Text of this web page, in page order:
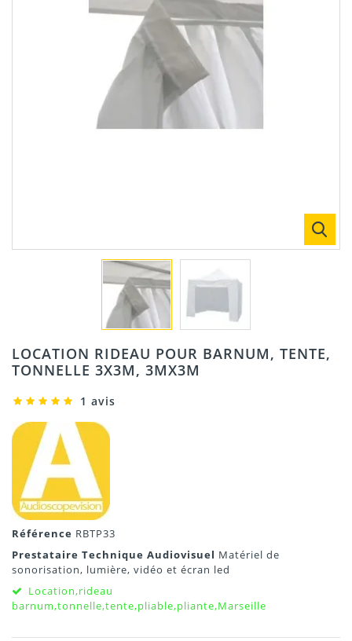
LOCATION RIDEAU POUR BARNUM, TENTE,
TONNELLE 3X3M, 3MX3M
1 avis
Référence RBTP33
Prestataire Technique Audiovisuel Matériel de
sonorisation, lumière, vidéo et écran led
Location,rideau
barnum,tonnelle,tente,pliable,pliante,Marseille